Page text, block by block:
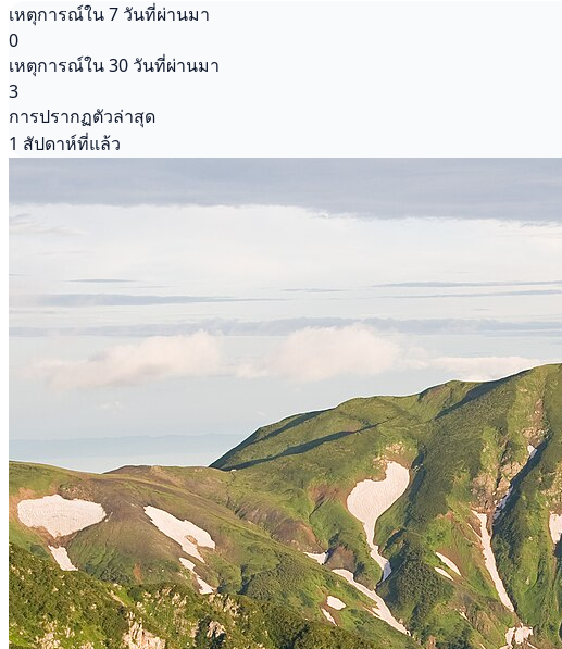
เหตุการณ์ใน 7 วันที่ผ่านมา
0
เหตุการณ์ใน 30 วันที่ผ่านมา
3
การปรากฏตัวล่าสุด
1 สัปดาห์ที่แล้ว